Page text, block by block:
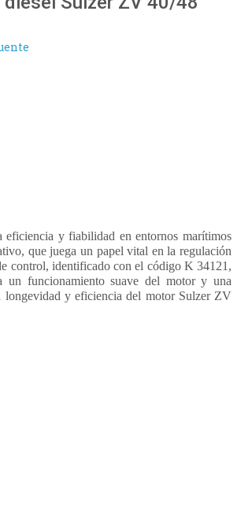
y fiabilidad en entornos marítimos
que juega un papel vital en la regulación
control, identificado con el código K 34121,
un funcionamiento suave del motor y una
longevidad y eficiencia del motor Sulzer ZV